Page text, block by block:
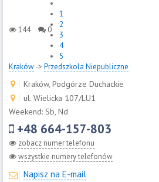
144 0
1
2
3
4
5
Kraków-> Przedszkola Niepubliczne
Kraków, Podgórze Duchackie
ul. Wielicka 107/LU1
Weekend: Sb, Nd
+48 664-157-803
zobacz numer telefonu
wszystkie numery telefonów
Napisz na E-mail